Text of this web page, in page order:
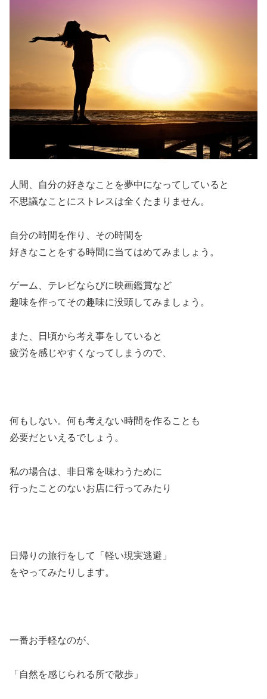
人間、自分の好きなことを夢中になってしていると
不思議なことにストレスは全くたまりません。
自分の時間を作り、その時間を
好きなことをする時間に当てはめてみましょう。
ゲーム、テレビならびに映画鑑賞など
趣味を作ってその趣味に没頭してみましょう。
また、日頃から考え事をしていると
疲労を感じやすくなってしまうので、
何もしない。何も考えない時間を作ることも
必要だといえるでしょう。
私の場合は、非日常を味わうために
行ったことのないお店に行ってみたり
日帰りの旅行をして「軽い現実逃避」
をやってみたりします。
一番お手軽なのが、
「自然を感じられる所で散歩」